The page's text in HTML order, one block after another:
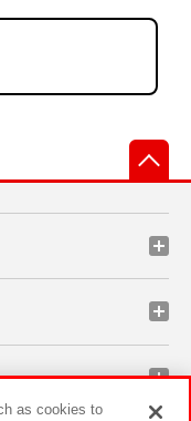
as cookies to